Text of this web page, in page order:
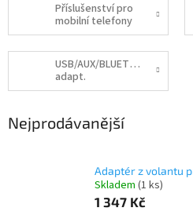
Příslušenství pro
mobilní telefony
USB/AUX/BLUETOOTH
adapt.
Nejprodávanější
Adaptér z volantu
Skladem (1 ks)
1 347 Kč